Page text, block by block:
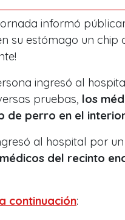
informó
su estómago un chip
ingresó al
pruebas, los
de perro en el
al hospital por
del recinto
continuación: